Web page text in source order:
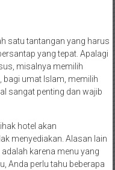
satu tantangan yang harus
yang tepat. Apalagi
misalnya memilih
bagi umat Islam, memilih
sangat penting dan wajib
hotel akan
menyediakan. Alasan lain
karena menu yang
Anda perlu tahu beberapa